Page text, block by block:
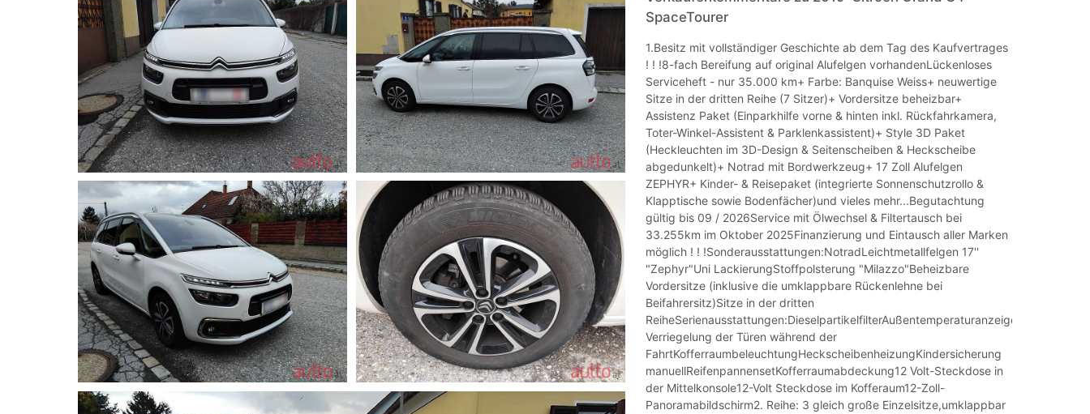
SpaceTourer
1.Besitz mit vollständiger Geschichte ab dem Tag des Kaufvertrages
! ! !8-fach Bereifung auf original Alufelgen vorhandenLückenloses
Serviceheft - nur 35.000 km+ Farbe: Banquise Weiss+ neuwertige
Sitze in der dritten Reihe (7 Sitzer)+ Vordersitze beheizbar+
Assistenz Paket (Einparkhilfe vorne & hinten inkl. Rückfahrkamera,
Toter-Winkel-Assistent & Parklenkassistent)+ Style 3D Paket
(Heckleuchten im 3D-Design & Seitenscheiben & Heckscheibe
abgedunkelt)+ Notrad mit Bordwerkzeug+ 17 Zoll Alufelgen
ZEPHYR+ Kinder- & Reisepaket (integrierte Sonnenschutzrollo &
Klapptische sowie Bodenfächer)und vieles mehr...Begutachtung
gültig bis 09 / 2026Service mit Ölwechsel & Filtertausch bei
33.255km im Oktober 2025Finanzierung und Eintausch aller Marken
möglich ! ! !Sonderausstattungen:NotradLeichtmetallfelgen 17''
"Zephyr"Uni LackierungStoffpolsterung "Milazzo"Beheizbare
Vordersitze (inklusive die umklappbare Rückenlehne bei
Beifahrersitz)Sitze in der dritten
ReiheSerienausstattungen:DieselpartikelfilterAußentemperaturanzeigeAutomatische
Verriegelung der Türen während der
FahrtKofferraumbeleuchtungHeckscheibenheizungKindersicherung
manuellReifenpannensetKofferraumabdeckung12 Volt-Steckdose in
der Mittelkonsole12-Volt Steckdose im Kofferaum12-Zoll-
Panoramabildschirm2. Reihe: 3 gleich große Einzelsitze,umklappbar